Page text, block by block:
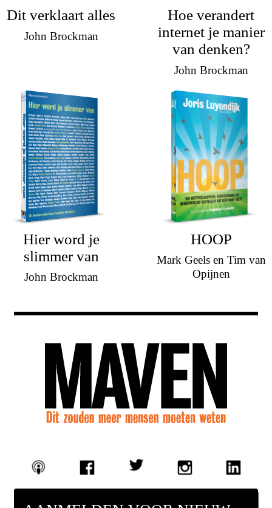
Dit verklaart alles
John Brockman
Hoe verandert
internet je manier
van denken?
John Brockman
Hier word je
slimmer van
John Brockman
HOOP
Mark Geels en Tim van
Opijnen